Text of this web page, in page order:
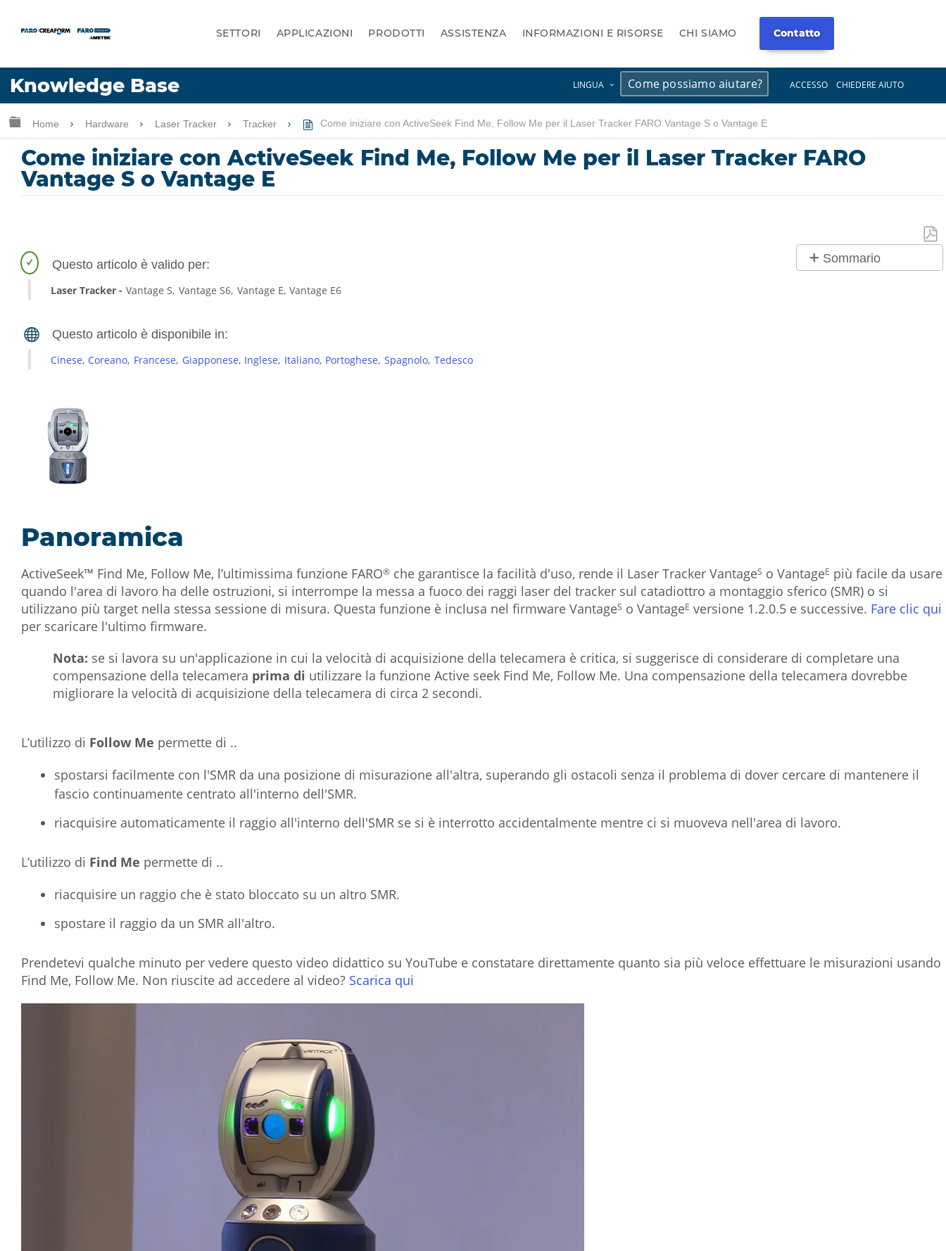
SETTORI APPLICAZIONI PRODOTTI ASSISTENZA INFORMAZIONI E RISORSE CHI SIAMO Contatto
Knowledge Base LINGUA ACCESSO CHIEDERE AIUTO
Lingua
Ingrandisci/riduci gerarchia globale
Home Hardware Laser Tracker Tracker Come iniziare con ActiveSeek Find Me, Follow Me per il Laser Tracker FARO Vantage S o Vantage E
Come iniziare con ActiveSeek Find Me, Follow Me per il Laser Tracker FARO
Vantage S o Vantage E
Sommario
azione
Impostazioni
Follow
Me
Laser Tracker Vantage S Vantage S6 Vantage E Vantage E6
Cinese Coreano Francese Giapponese Inglese Italiano Portoghese Spagnolo Tedesco
Panoramica
ActiveSeek™ Find Me, Follow Me, l’ultimissima funzione FARO® che garantisce la facilità d'uso, rende il Laser Tracker VantageS o VantageE più facile da usare
quando l'area di lavoro ha delle ostruzioni, si interrompe la messa a fuoco dei raggi laser del tracker sul catadiottro a montaggio sferico (SMR) o si
utilizzano più target nella stessa sessione di misura. Questa funzione è inclusa nel firmware VantageS o VantageE versione 1.2.0.5 e successive. Fare clic qui
per scaricare l'ultimo firmware.
Nota: se si lavora su un'applicazione in cui la velocità di acquisizione della telecamera è critica, si suggerisce di considerare di completare una
compensazione della telecamera prima di utilizzare la funzione Active seek Find Me, Follow Me. Una compensazione della telecamera dovrebbe
migliorare la velocità di acquisizione della telecamera di circa 2 secondi.
L’utilizzo di Follow Me permette di ..
spostarsi facilmente con l'SMR da una posizione di misurazione all'altra, superando gli ostacoli senza il problema di dover cercare di mantenere il
fascio continuamente centrato all'interno dell'SMR.
riacquisire automaticamente il raggio all'interno dell'SMR se si è interrotto accidentalmente mentre ci si muoveva nell'area di lavoro.
L’utilizzo di Find Me permette di ..
riacquisire un raggio che è stato bloccato su un altro SMR.
spostare il raggio da un SMR all'altro.
Prendetevi qualche minuto per vedere questo video didattico su YouTube e constatare direttamente quanto sia più veloce effettuare le misurazioni usando
Find Me, Follow Me. Non riuscite ad accedere al video? Scarica qui